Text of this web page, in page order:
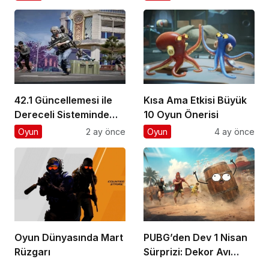
42.1 Güncellemesi ile
Dereceli Sisteminde
Devrim
Oyun 2 ay önce
Kısa Ama Etkisi Büyük
10 Oyun Önerisi
Oyun 4 ay önce
Oyun Dünyasında Mart
Rüzgarı
PUBG’den Dev 1 Nisan
Sürprizi: Dekor Avı